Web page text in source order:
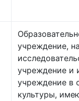
учреждение,
учреждение и
учреждение в
культуры,